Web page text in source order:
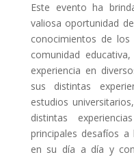
Este evento ha
valiosa oportunidad
conocimientos de
comunidad
experiencia en
sus distintas
estudios
distintas
principales desafíos
en su día a día y